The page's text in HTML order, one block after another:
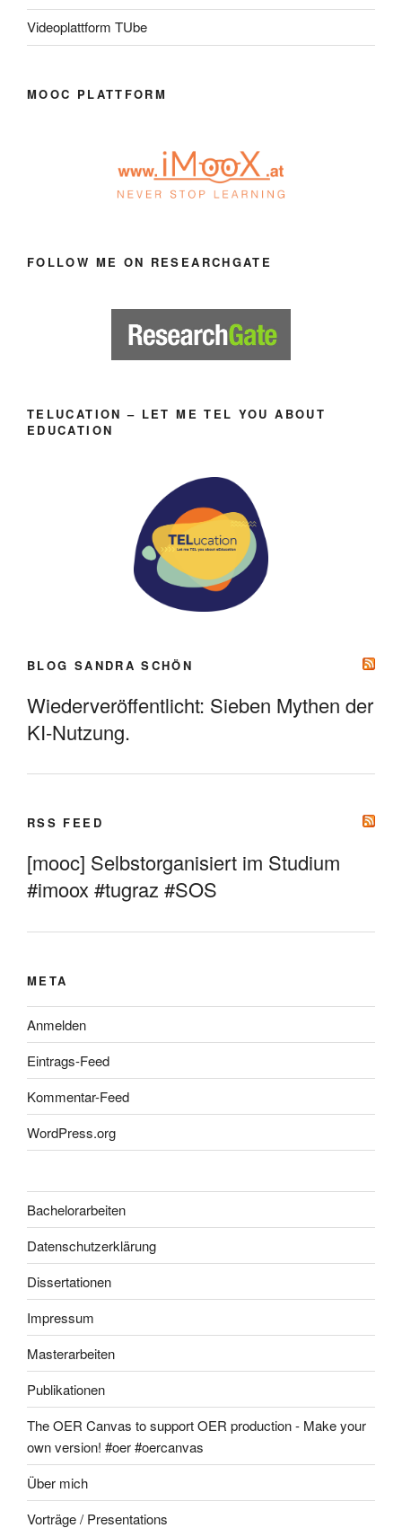
Videoplattform TUbe
MOOC PLATTFORM
FOLLOW ME ON RESEARCHGATE
TELUCATION – LET ME TEL YOU ABOUT
EDUCATION
BLOG SANDRA SCHÖN
Wiederveröffentlicht: Sieben Mythen der
KI-Nutzung.
RSS FEED
[mooc] Selbstorganisiert im Studium
#imoox #tugraz #SOS
META
Anmelden
Eintrags-Feed
Kommentar-Feed
WordPress.org
Bachelorarbeiten
Datenschutzerklärung
Dissertationen
Impressum
Masterarbeiten
Publikationen
The OER Canvas to support OER production - Make your
own version! #oer #oercanvas
Über mich
Vorträge / Presentations